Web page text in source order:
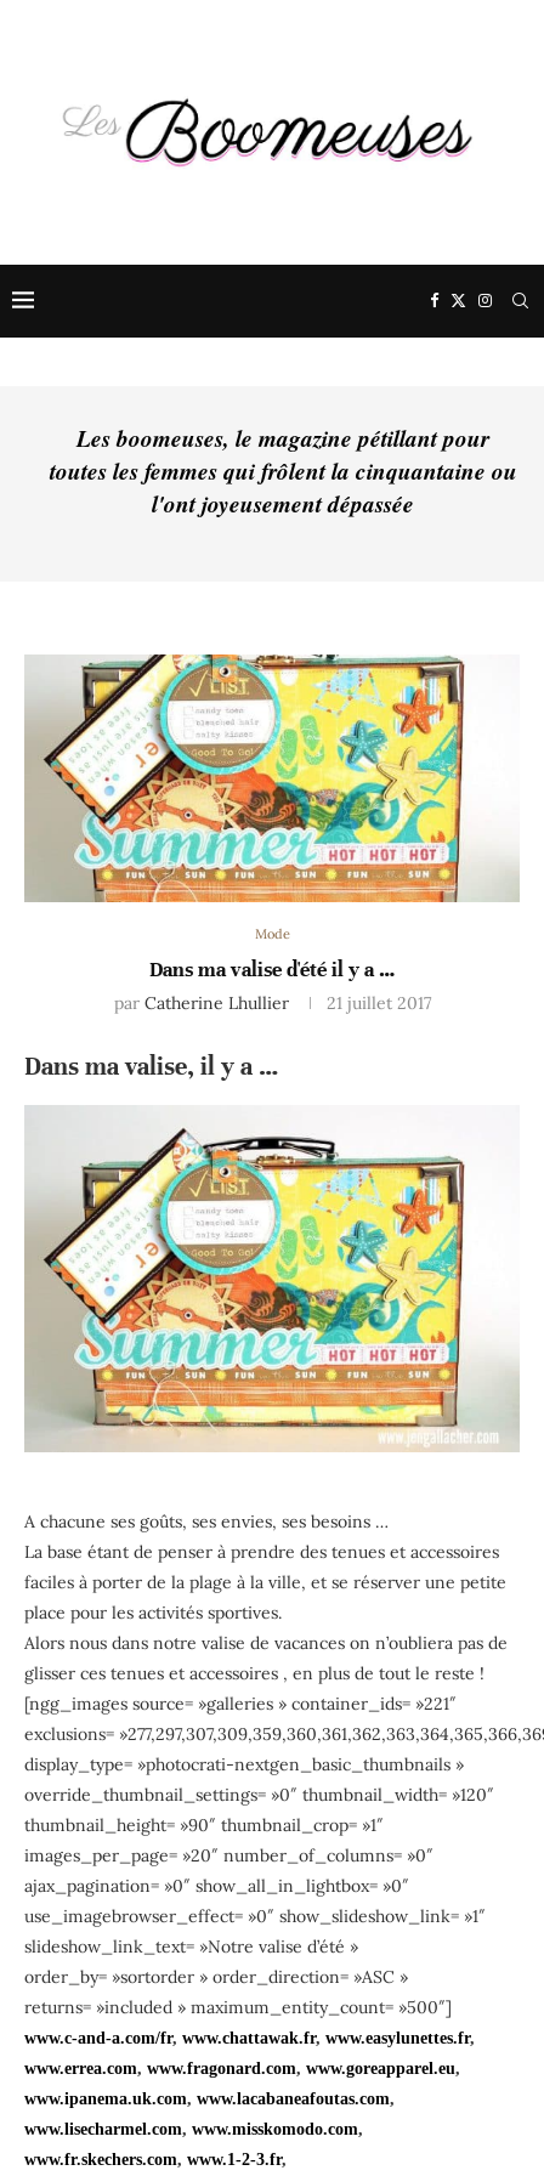
Les boomeuses, le magazine pétillant pour
toutes les femmes qui frôlent la cinquantaine ou
l'ont joyeusement dépassée
Mode
Dans ma valise d'été il y a …
par Catherine Lhullier 21 juillet 2017
Dans ma valise, il y a …
A chacune ses goûts, ses envies, ses besoins …
La base étant de penser à prendre des tenues et accessoires
faciles à porter de la plage à la ville, et se réserver une petite
place pour les activités sportives.
Alors nous dans notre valise de vacances on n’oubliera pas de
glisser ces tenues et accessoires , en plus de tout le reste !
[ngg_images source= »galleries » container_ids= »221″
exclusions=
display_type= »photocrati-nextgen_basic_thumbnails »
override_thumbnail_settings= »0″ thumbnail_width= »120″
thumbnail_height= »90″ thumbnail_crop= »1″
images_per_page= »20″ number_of_columns= »0″
ajax_pagination= »0″ show_all_in_lightbox= »0″
use_imagebrowser_effect= »0″ show_slideshow_link= »1″
slideshow_link_text= »Notre valise d’été »
order_by= »sortorder » order_direction= »ASC »
returns= »included » maximum_entity_count= »500″]
www.c-and-a.com/fr, www.chattawak.fr, www.easylunettes.fr,
www.errea.com, www.fragonard.com, www.goreapparel.eu,
www.ipanema.uk.com, www.lacabaneafoutas.com,
www.lisecharmel.com, www.misskomodo.com,
www.fr.skechers.com, www.1-2-3.fr,